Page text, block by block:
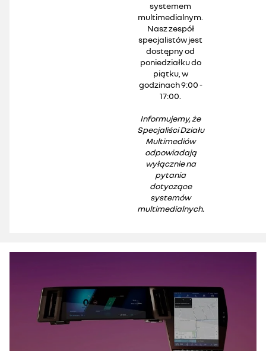
systemem
multimedialnym.
Nasz zespół
specjalistów jest
dostępny od
poniedziałku do
piątku, w
godzinach 9:00 -
17:00.
Informujemy, że
Specjaliści Działu
Multimediów
odpowiadają
wyłącznie na
pytania
dotyczące
systemów
multimedialnych.